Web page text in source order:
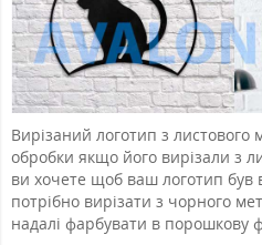
Вирізаний логотип з листового
обробки якщо його вирізали з
ви хочете щоб ваш логотип був
потрібно вирізати з чорного
надалі фарбувати в порошкову